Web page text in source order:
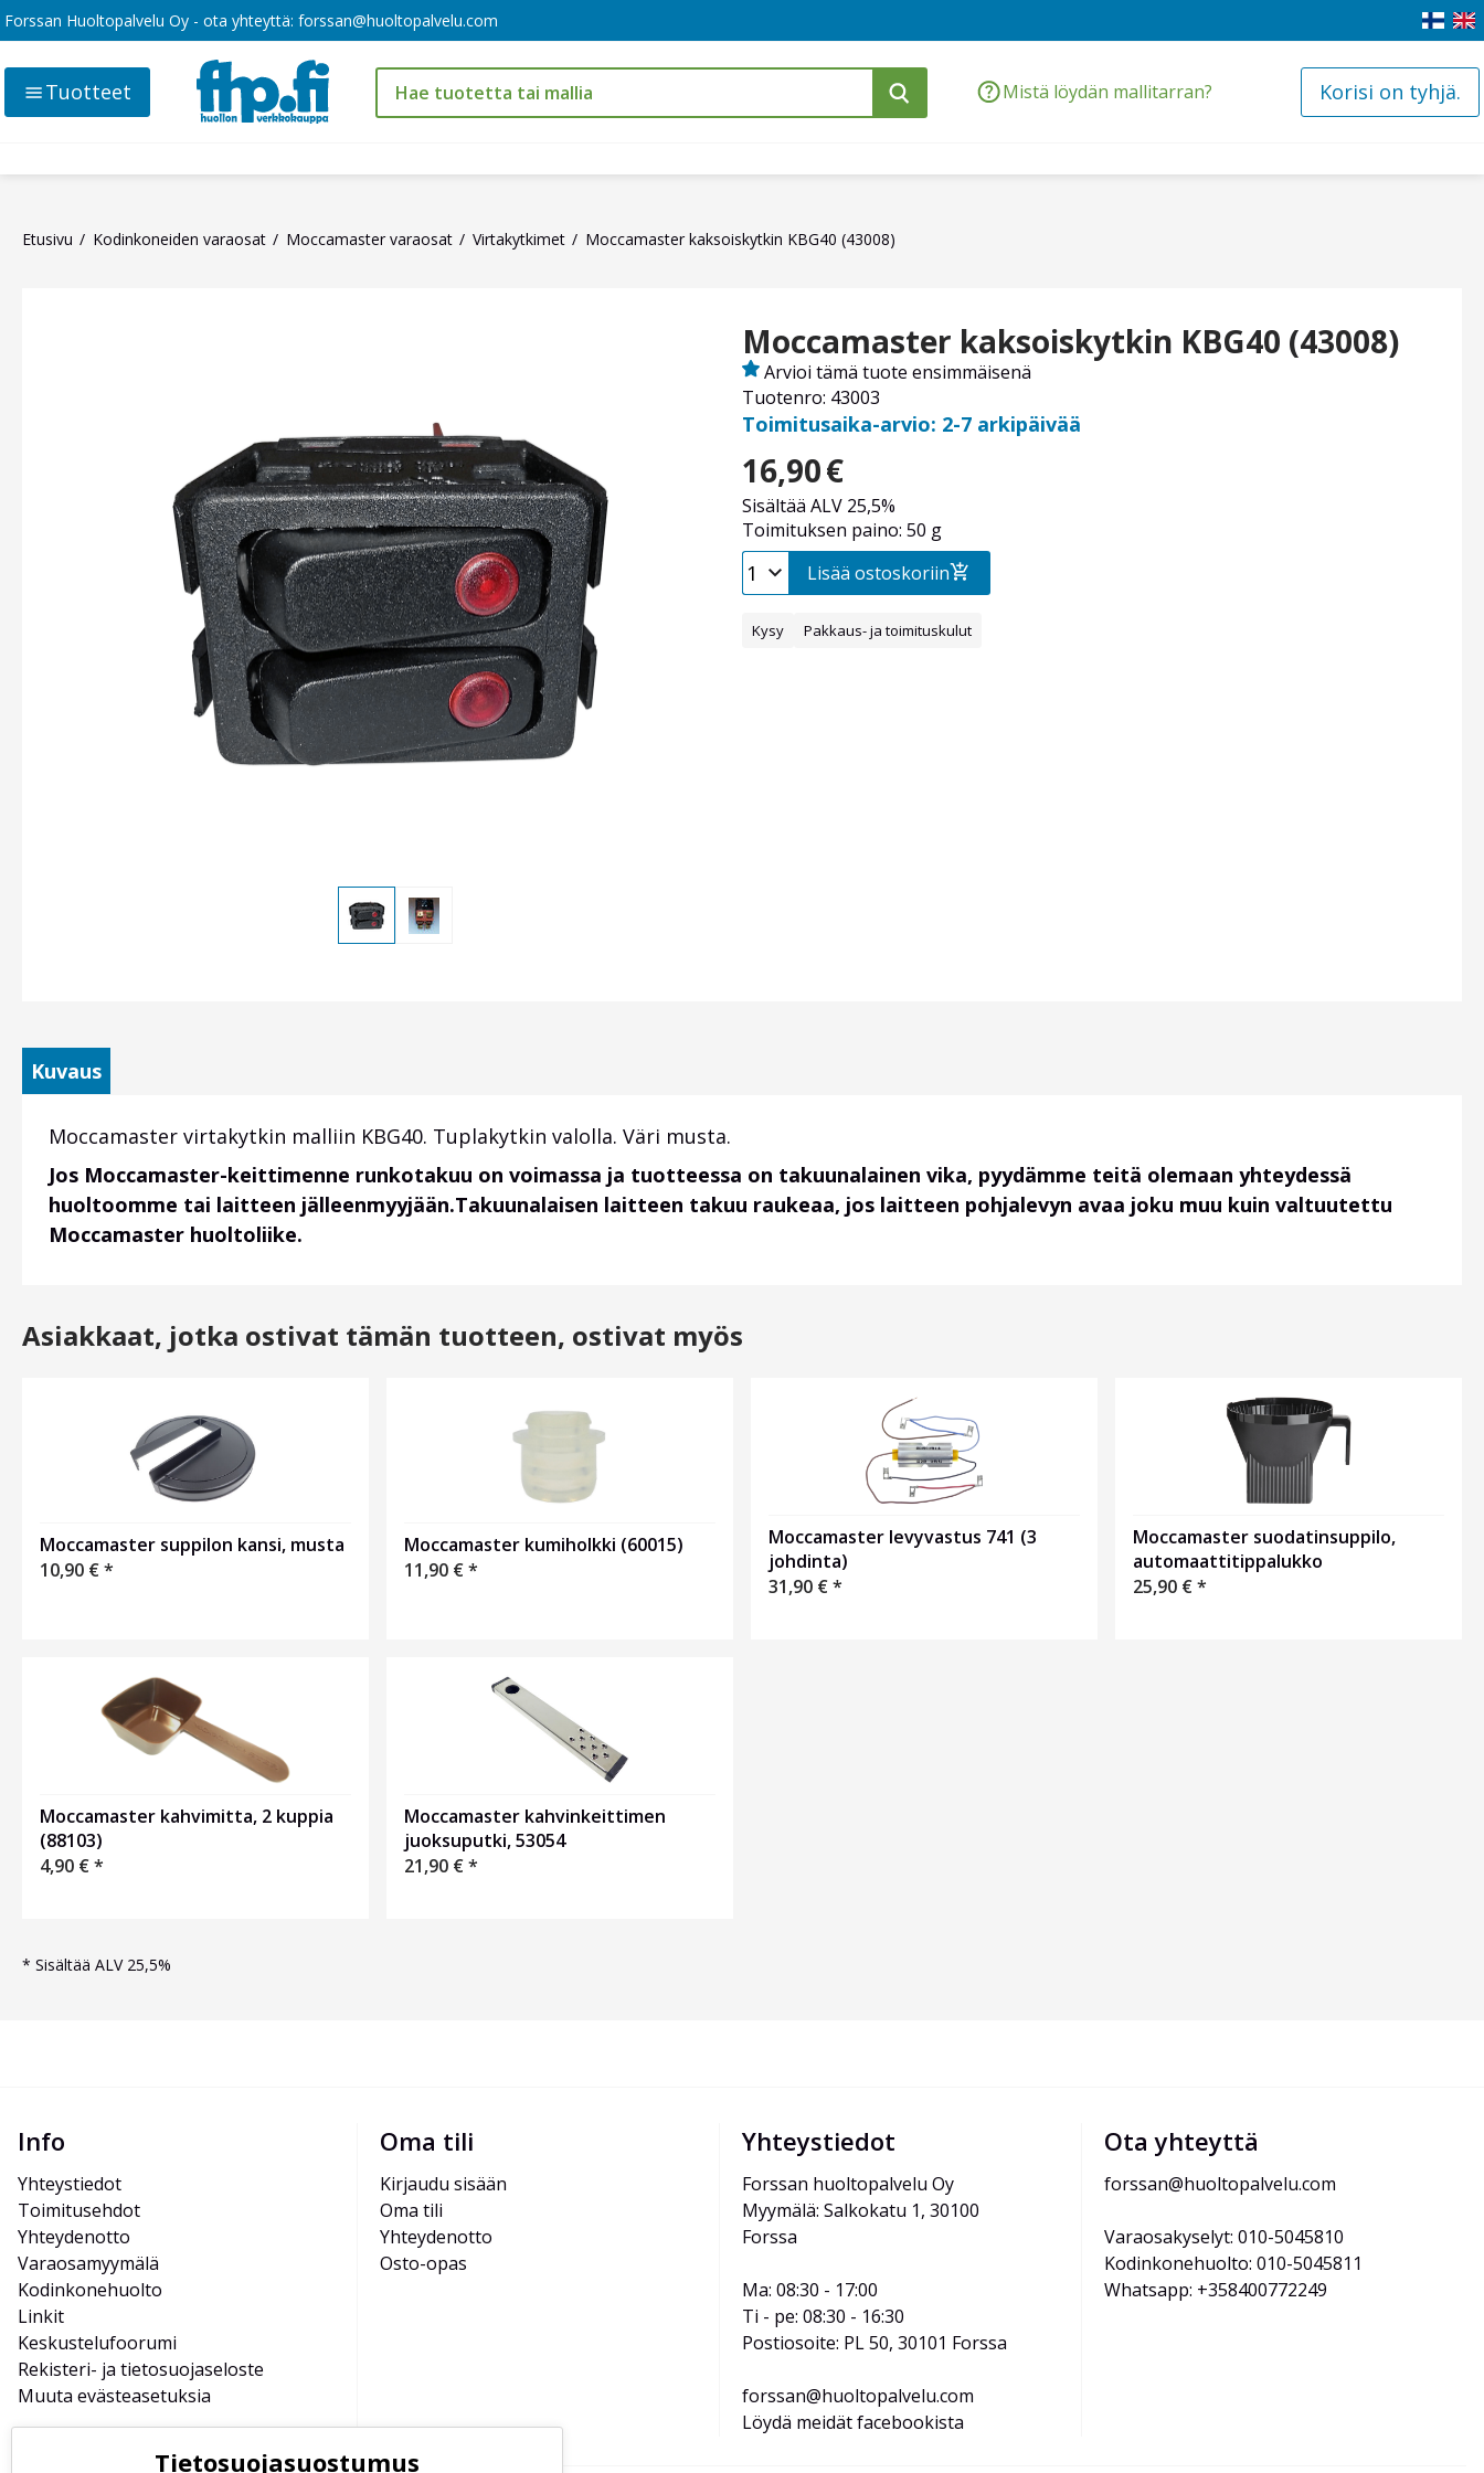
Forssan Huoltopalvelu Oy - ota yhteyttä: forssan@huoltopalvelu.com
Mistä löydän mallitarran? Korisi on tyhjä.
Tuotteet
Etusivu Kodinkoneiden varaosat Moccamaster varaosat Virtakytkimet Moccamaster kaksoiskytkin KBG40 (43008)
Moccamaster kaksoiskytkin KBG40 (43008)
Tuotenro: 43003
Arvioi tämä tuote ensimmäisenä
Toimitusaika-arvio: 2-7 arkipäivää
16,90€
Sisältää ALV 25,5%
Toimituksen paino: 50 g
Lisää ostoskoriin
Kysy Pakkaus- ja toimituskulut
Kuvaus
Moccamaster virtakytkin malliin KBG40. Tuplakytkin valolla. Väri musta.
Jos Moccamaster-keittimenne runkotakuu on voimassa ja tuotteessa on takuunalainen vika, pyydämme teitä olemaan yhteydessä
huoltoomme tai laitteen jälleenmyyjään.Takuunalaisen laitteen takuu raukeaa, jos laitteen pohjalevyn avaa joku muu kuin valtuutettu
Moccamaster huoltoliike.
Asiakkaat, jotka ostivat tämän tuotteen, ostivat myös
Moccamaster suppilon kansi, musta
10,90 €*
Moccamaster kumiholkki (60015)
11,90 €*
Moccamaster levyvastus 741 (3
johdinta)
31,90 €*
Moccamaster suodatinsuppilo,
automaattitippalukko
25,90 €*
Moccamaster kahvimitta, 2 kuppia
(88103)
4,90 €*
Moccamaster kahvinkeittimen
juoksuputki, 53054
21,90 €*
* Sisältää ALV 25,5%
Info
Yhteystiedot
Toimitusehdot
Yhteydenotto
Varaosamyymälä
Kodinkonehuolto
Linkit
Keskustelufoorumi
Rekisteri- ja tietosuojaseloste
Muuta evästeasetuksia
Oma tili
Kirjaudu sisään
Oma tili
Yhteydenotto
Osto-opas
Yhteystiedot
Forssan huoltopalvelu Oy
Myymälä: Salkokatu 1, 30100
Forssa
Ma: 08:30 - 17:00
Ti - pe: 08:30 - 16:30
Postiosoite: PL 50, 30101 Forssa
forssan@huoltopalvelu.com
Löydä meidät facebookista
Ota yhteyttä
forssan@huoltopalvelu.com
Varaosakyselyt: 010-5045810
Kodinkonehuolto: 010-5045811
Whatsapp: +358400772249
Tietosuojasuostumus